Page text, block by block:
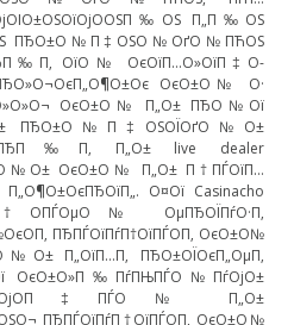
П„П‰ОЅ
ПЂО±О№П‡ОЅО№ОґО№ПЋОЅ
ОїО№ ОєОїП…О»ОїП‡О­
ОєО±О№ О·
ОєО±О№ П„О± ПЂО№Ої
ПЂО±О№П‡ОЅОЇОґО№О±
П„О± live dealer
ОєО±О№ П„О± П†ПЃОїП…
О¤Ої Casinacho
ОµПЂОЇПѓО·П‚
ПЂПЃОїПѓП†ОїПЃО­П‚ ОєО±О№
П„ОїП…П‚ ПЂО±ОЇОєП„ОµП‚
ОєО±О»П‰ПѓПЊПЃО№ПѓОјО±
ОјО­П‡ПЃО№ П„О±
ПЂПЃОїПѓП†ОїПЃО­П‚ ОєО±О№